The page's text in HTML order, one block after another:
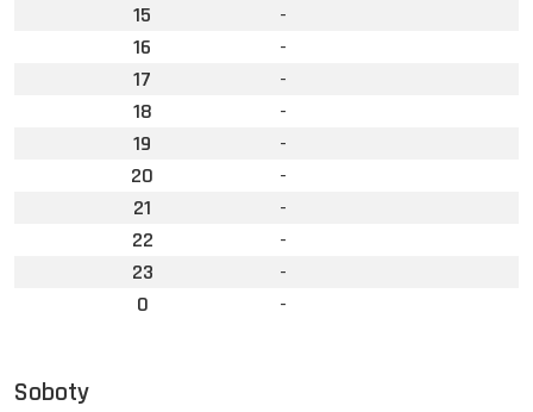
15
-
16
-
17
-
18
-
19
-
20
-
21
-
22
-
23
-
0
-
Soboty